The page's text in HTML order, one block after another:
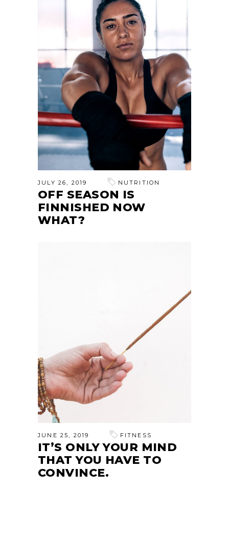
JULY 26, 2019 NUTRITION
OFF SEASON IS
FINNISHED NOW
WHAT?
JUNE 25, 2019 FITNESS
IT’S ONLY YOUR MIND
THAT YOU HAVE TO
CONVINCE.